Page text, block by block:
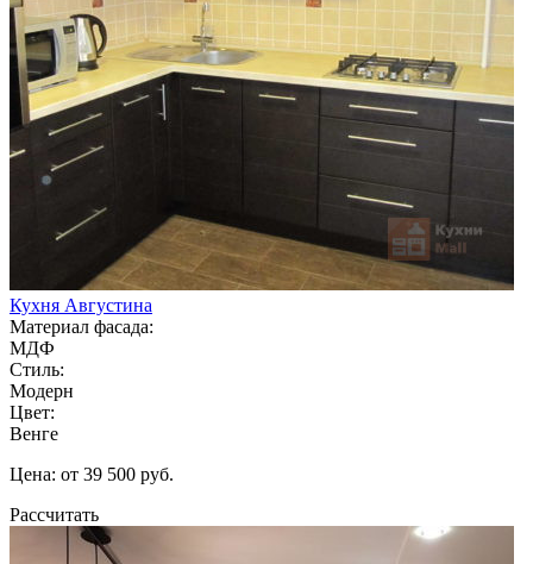
Кухня Августина
Материал фасада:
МДФ
Стиль:
Модерн
Цвет:
Венге
Цена: от 39 500 руб.
Рассчитать